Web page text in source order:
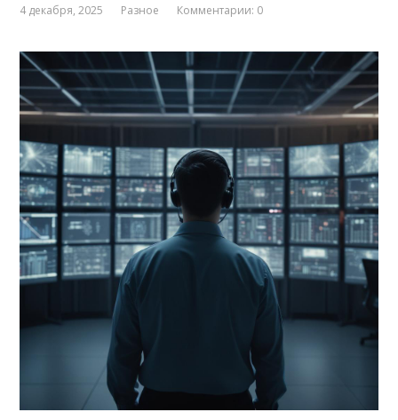
4 декабря, 2025 Разное Комментарии: 0